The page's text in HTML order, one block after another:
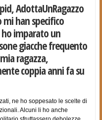
AdottaUnRagazzo
han specifico
imparato un
giacche frequento
ragazza,
coppia anni fa su
ne ho soppesato le scelte di
Alcuni li ho anche